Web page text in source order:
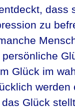
dass
zu
Glück im
Glück stellt.